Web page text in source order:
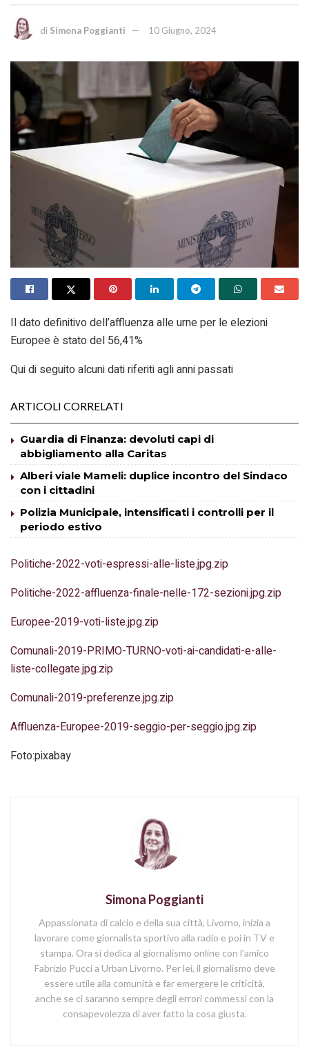
di Simona Poggianti 10 Giugno, 2024
Il dato definitivo dell’affluenza alle urne per le elezioni
Europee è stato del 56,41%
Qui di seguito alcuni dati riferiti agli anni passati
ARTICOLI CORRELATI
Guardia di Finanza: devoluti capi di
abbigliamento alla Caritas
Alberi viale Mameli: duplice incontro del Sindaco
con i cittadini
Polizia Municipale, intensificati i controlli per il
periodo estivo
Politiche-2022-voti-espressi-alle-liste.jpg.zip
Politiche-2022-affluenza-finale-nelle-172-sezioni.jpg.zip
Europee-2019-voti-liste.jpg.zip
Comunali-2019-PRIMO-TURNO-voti-ai-candidati-e-alle-
liste-collegate.jpg.zip
Comunali-2019-preferenze.jpg.zip
Affluenza-Europee-2019-seggio-per-seggio.jpg.zip
Foto:pixabay
Simona Poggianti
Appassionata di calcio e della sua città, Livorno, inizia a
lavorare come giornalista sportivo alla radio e poi in TV e
stampa. Ora si dedica al giornalismo online con l'amico
Fabrizio Pucci a Urban Livorno. Per lei, il giornalismo deve
essere utile alla comunità e far emergere le criticità,
anche se ci saranno sempre degli errori commessi con la
consapevolezza di aver fatto la cosa giusta.